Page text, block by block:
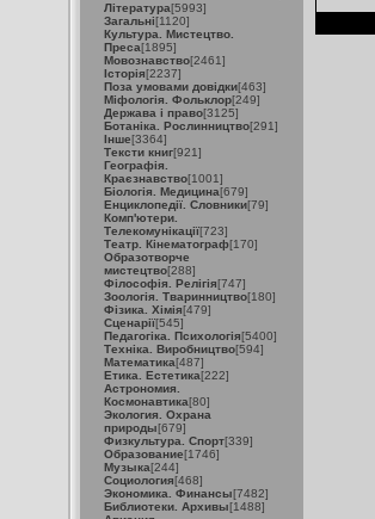
Література[5993]
Загальні[1120]
Культура. Мистецтво.
Преса[1895]
Мовознавство[2461]
Історія[2237]
Поза умовами довідки[463]
Міфологія. Фольклор[249]
Держава і право[3125]
Ботаніка. Рослинництво[291]
Інше[3364]
Тексти книг[921]
Географія.
Краєзнавство[1001]
Біологія. Медицина[679]
Енциклопедії. Словники[79]
Комп'ютери.
Телекомунікації[723]
Театр. Кінематограф[170]
Образотворче
мистецтво[288]
Філософія. Релігія[747]
Зоологія. Тваринництво[180]
Фізика. Хімія[479]
Сценарії[545]
Педагогіка. Психологія[5400]
Техніка. Виробництво[594]
Математика[487]
Етика. Естетика[222]
Астрономия.
Космонавтика[80]
Экология. Охрана
природы[679]
Физкультура. Спорт[339]
Образование[1746]
Музыка[244]
Социология[468]
Экономика. Финансы[7482]
Библиотеки. Архивы[1488]